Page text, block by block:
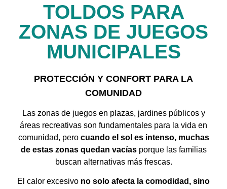
TOLDOS PARA
ZONAS DE JUEGOS
MUNICIPALES
PROTECCIÓN Y CONFORT PARA LA
COMUNIDAD
Las zonas de juegos en plazas, jardines públicos y
áreas recreativas son fundamentales para la vida en
comunidad, pero cuando el sol es intenso, muchas
de estas zonas quedan vacíasporque las familias
buscan alternativas más frescas.
El calor excesivo no solo afecta la comodidad, sino